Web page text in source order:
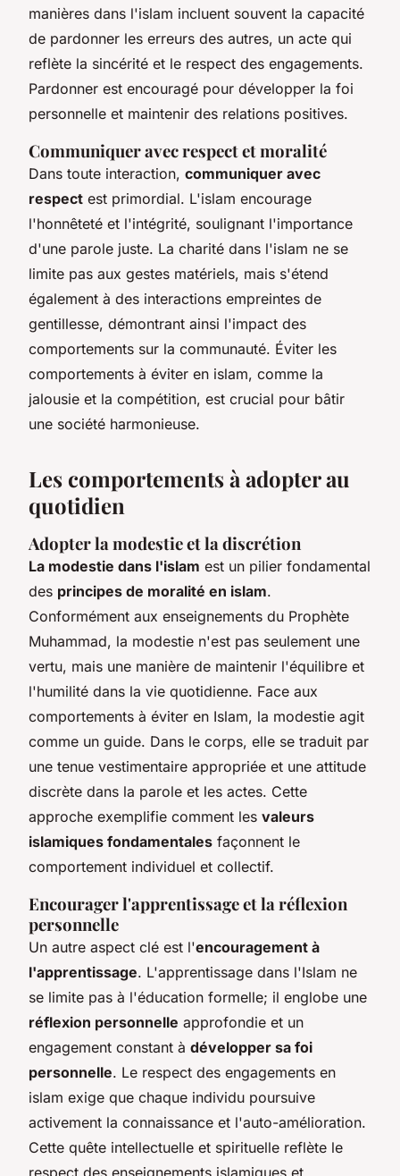
manières dans l'islam incluent souvent la capacité
de pardonner les erreurs des autres, un acte qui
reflète la sincérité et le respect des engagements.
Pardonner est encouragé pour développer la foi
personnelle et maintenir des relations positives.
Communiquer avec respect et moralité
Dans toute interaction, communiquer avec
respect est primordial. L'islam encourage
l'honnêteté et l'intégrité, soulignant l'importance
d'une parole juste. La charité dans l'islam ne se
limite pas aux gestes matériels, mais s'étend
également à des interactions empreintes de
gentillesse, démontrant ainsi l'impact des
comportements sur la communauté. Éviter les
comportements à éviter en islam, comme la
jalousie et la compétition, est crucial pour bâtir
une société harmonieuse.
Les comportements à adopter au
quotidien
Adopter la modestie et la discrétion
La modestie dans l'islam est un pilier fondamental
des principes de moralité en islam.
Conformément aux enseignements du Prophète
Muhammad, la modestie n'est pas seulement une
vertu, mais une manière de maintenir l'équilibre et
l'humilité dans la vie quotidienne. Face aux
comportements à éviter en Islam, la modestie agit
comme un guide. Dans le corps, elle se traduit par
une tenue vestimentaire appropriée et une attitude
discrète dans la parole et les actes. Cette
approche exemplifie comment les valeurs
islamiques fondamentales façonnent le
comportement individuel et collectif.
Encourager l'apprentissage et la réflexion
personnelle
Un autre aspect clé est l'encouragement à
l'apprentissage. L'apprentissage dans l'Islam ne
se limite pas à l'éducation formelle; il englobe une
réflexion personnelle approfondie et un
engagement constant à développer sa foi
personnelle. Le respect des engagements en
islam exige que chaque individu poursuive
activement la connaissance et l'auto-amélioration.
Cette quête intellectuelle et spirituelle reflète le
respect des enseignements islamiques et